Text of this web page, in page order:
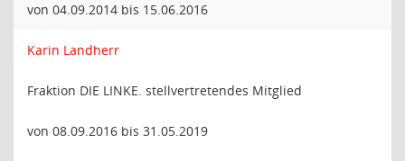
von 04.09.2014 bis 15.06.2016
Karin Landherr
Fraktion DIE LINKE. stellvertretendes Mitglied
von 08.09.2016 bis 31.05.2019